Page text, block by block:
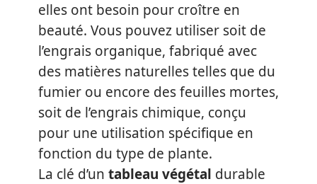
elles ont besoin pour croître en
beauté. Vous pouvez utiliser soit de
l’engrais organique, fabriqué avec
des matières naturelles telles que du
fumier ou encore des feuilles mortes,
soit de l’engrais chimique, conçu
pour une utilisation spécifique en
fonction du type de plante.
La clé d’un tableau végétal durable